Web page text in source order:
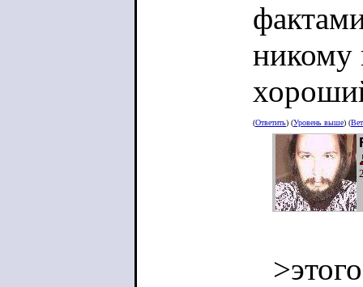
никому
(Ответить) (Уровень выше) (